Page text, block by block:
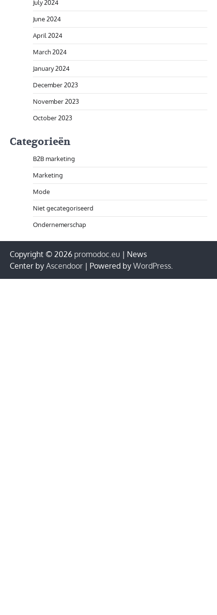
July 2024
June 2024
April 2024
March 2024
January 2024
December 2023
November 2023
October 2023
Categorieën
B2B marketing
Marketing
Mode
Niet gecategoriseerd
Ondernemerschap
Copyright © 2026 promodoc.eu | News
Center by Ascendoor | Powered by WordPress.